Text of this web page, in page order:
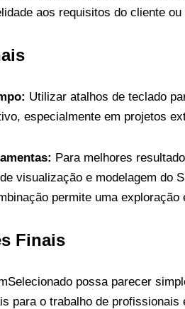
aos requisitos do cliente ou
Utilizar atalhos de teclado
especialmente em projetos
Para melhores
visualização e modelagem do
permite uma
Finais
possa parecer
para o trabalho de